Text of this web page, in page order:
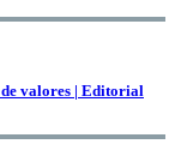
valores | Editorial